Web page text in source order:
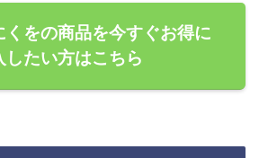
くをの商品を今すぐお得に
したい方はこちら